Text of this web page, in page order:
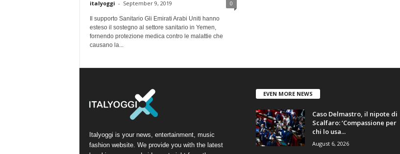
italyoggi - September 9, 2019 0
Il supporto Sanitario Gli Emirati Arabi Uniti hanno
esteso il sostegno al settore sanitario in Yemen,
fornendo protezione medica contro le malattie che
causano la...
Italyoggi is your news, entertainment, music
fashion website. We provide you with the latest
EVEN MORE NEWS
Caso Delmastro, il nipote di
Scalfaro: ‘Compassione per
chi lo usa...
August 6, 2026